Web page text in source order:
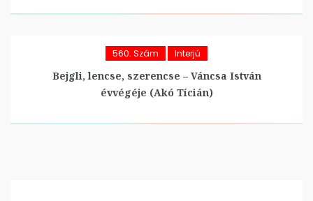
560. Szám Interjú
Bejgli, lencse, szerencse – Váncsa István
évvégéje (Akó Tícián)